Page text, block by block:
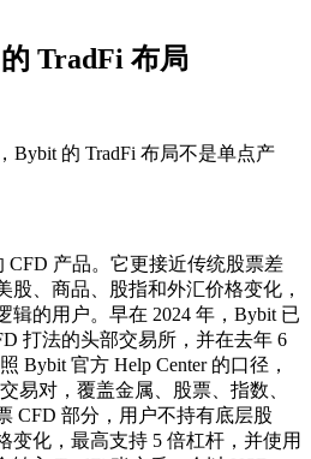
TradFi 布局
Bybit 的 TradFi 布局不是单点产
CFD 产品。它更接近传统股票差
股、商品、股指和外汇价格变化，
辑的用户。早在 2024 年，Bybit 已
打法的头部交易所，并在去年 6
Bybit 官方 Help Center 的口径，
易对，覆盖金属、股票、指数、
CFD 部分，用户不持有底层股
变化，最高支持 5 倍杠杆，并使用